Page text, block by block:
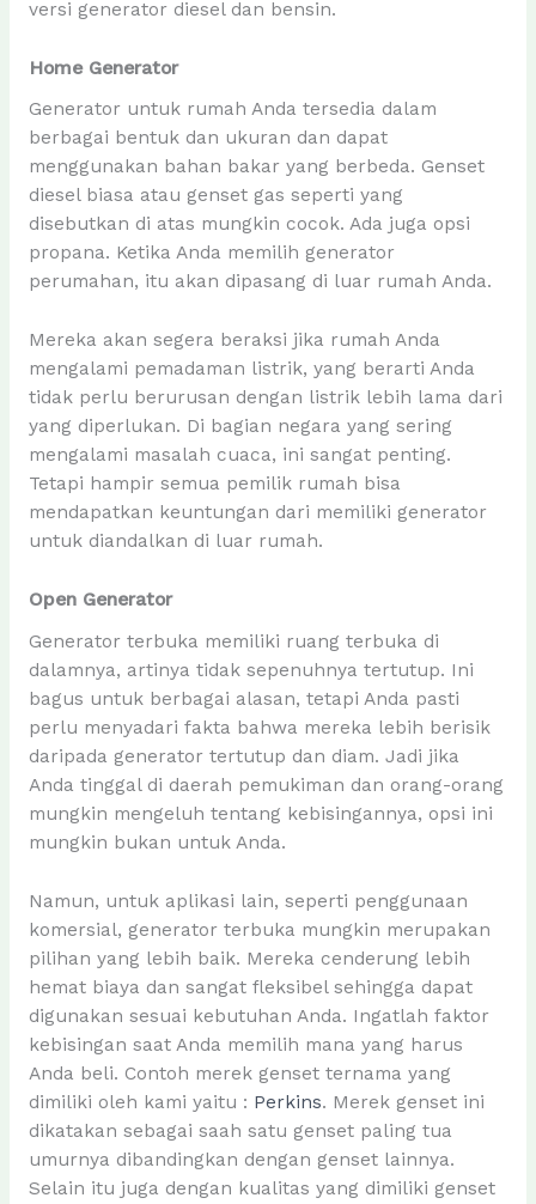
versi generator diesel dan bensin.
Home Generator
Generator untuk rumah Anda tersedia dalam
berbagai bentuk dan ukuran dan dapat
menggunakan bahan bakar yang berbeda. Genset
diesel biasa atau genset gas seperti yang
disebutkan di atas mungkin cocok. Ada juga opsi
propana. Ketika Anda memilih generator
perumahan, itu akan dipasang di luar rumah Anda.
Mereka akan segera beraksi jika rumah Anda
mengalami pemadaman listrik, yang berarti Anda
tidak perlu berurusan dengan listrik lebih lama dari
yang diperlukan. Di bagian negara yang sering
mengalami masalah cuaca, ini sangat penting.
Tetapi hampir semua pemilik rumah bisa
mendapatkan keuntungan dari memiliki generator
untuk diandalkan di luar rumah.
Open Generator
Generator terbuka memiliki ruang terbuka di
dalamnya, artinya tidak sepenuhnya tertutup. Ini
bagus untuk berbagai alasan, tetapi Anda pasti
perlu menyadari fakta bahwa mereka lebih berisik
daripada generator tertutup dan diam. Jadi jika
Anda tinggal di daerah pemukiman dan orang-orang
mungkin mengeluh tentang kebisingannya, opsi ini
mungkin bukan untuk Anda.
Namun, untuk aplikasi lain, seperti penggunaan
komersial, generator terbuka mungkin merupakan
pilihan yang lebih baik. Mereka cenderung lebih
hemat biaya dan sangat fleksibel sehingga dapat
digunakan sesuai kebutuhan Anda. Ingatlah faktor
kebisingan saat Anda memilih mana yang harus
Anda beli. Contoh merek genset ternama yang
dimiliki oleh kami yaitu : Perkins. Merek genset ini
dikatakan sebagai saah satu genset paling tua
umurnya dibandingkan dengan genset lainnya.
Selain itu juga dengan kualitas yang dimiliki genset